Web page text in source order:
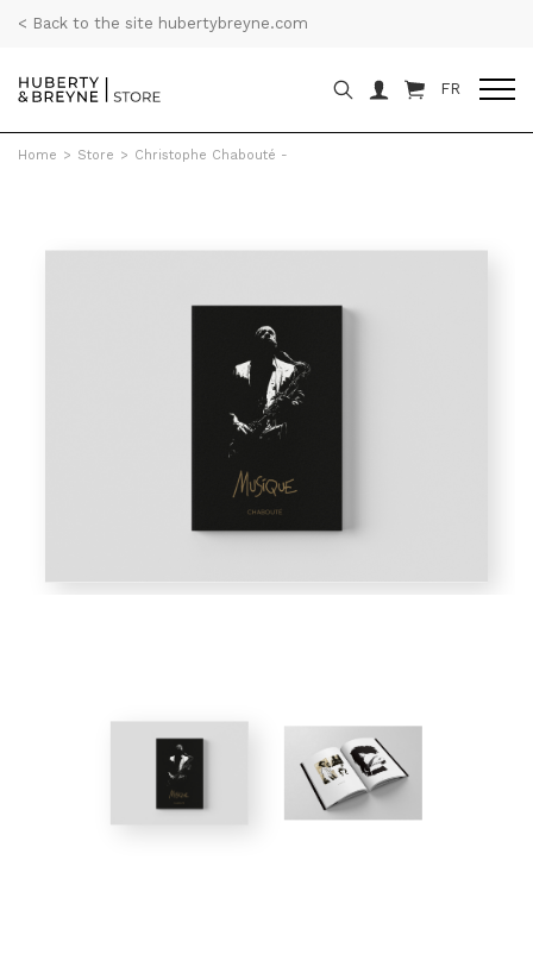
< Back to the site hubertybreyne.com
FR
Home > Store > Christophe Chabouté -